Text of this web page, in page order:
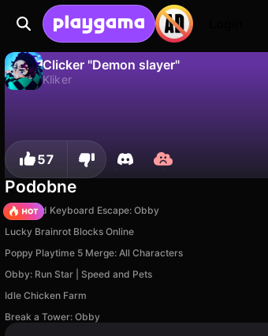
Clicker "Demon slayer"
Kliker
57
Podobne
+1 Speed Keyboard Escape: Obby
Lucky Brainrot Blocks Online
Poppy Playtime 5 Merge: All Characters
Obby: Run Star | Speed and Pets
Idle Chicken Farm
Break a Tower: Obby